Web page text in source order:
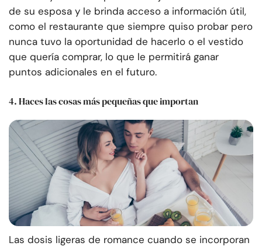
de su esposa y le brinda acceso a información útil,
como el restaurante que siempre quiso probar pero
nunca tuvo la oportunidad de hacerlo o el vestido
que quería comprar, lo que le permitirá ganar
puntos adicionales en el futuro.
4. Haces las cosas más pequeñas que importan
Las dosis ligeras de romance cuando se incorporan